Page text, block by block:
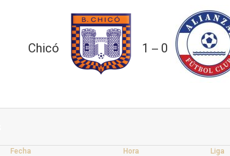
Chicó 1 — 0
Fecha Hora Liga